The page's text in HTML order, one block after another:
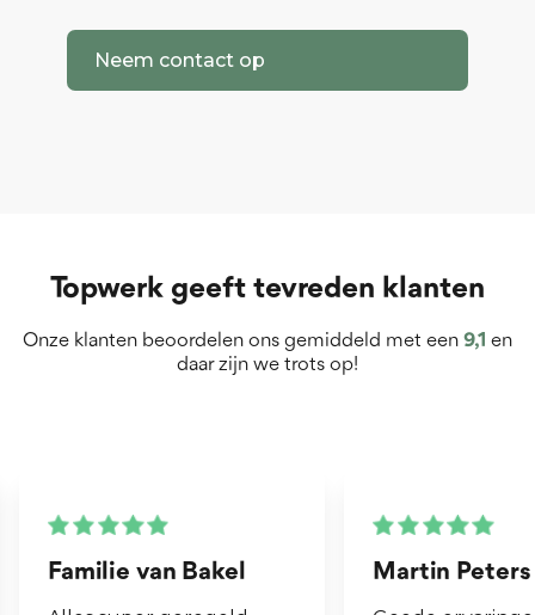
Neem contact op
Topwerk geeft tevreden klanten
Onze klanten beoordelen ons gemiddeld met een 9,1 en
daar zijn we trots op!
Martin Peters Henk van